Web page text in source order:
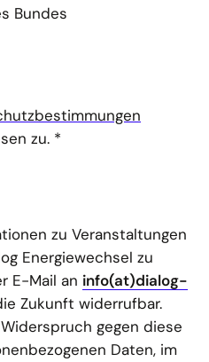
Bundes
zu. *
zu Veranstaltungen
Energiewechsel zu
E-Mail an info(at)dialog-
Zukunft widerrufbar.
gegen diese
Daten, im